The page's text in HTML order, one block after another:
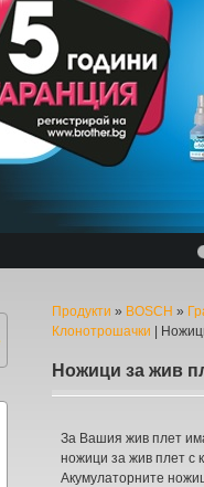
Продукти » BOSCH »
Клонотрошачки
Ножици за жив
За Вашия жив плет
ножици за жив плет с
Акумулаторните